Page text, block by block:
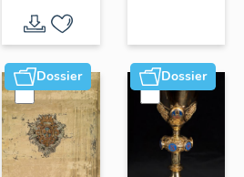
Dossier Dossier